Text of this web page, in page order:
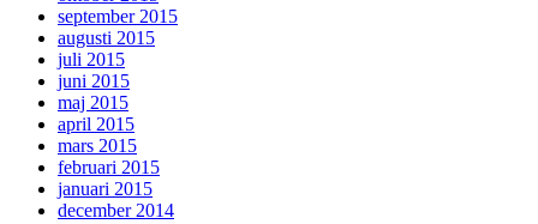
september 2015
augusti 2015
juli 2015
juni 2015
maj 2015
april 2015
mars 2015
februari 2015
januari 2015
december 2014